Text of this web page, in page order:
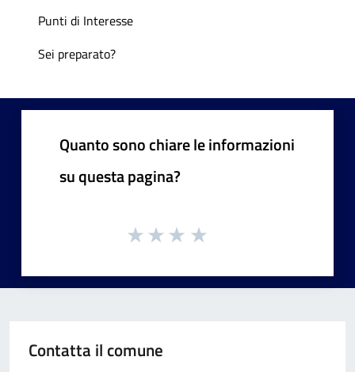
Punti di Interesse
Sei preparato?
Quanto sono chiare le informazioni
su questa pagina?
Contatta il comune